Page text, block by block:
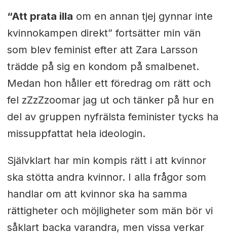
“Att prata illa om en annan tjej gynnar inte
kvinnokampen direkt” fortsätter min vän
som blev feminist efter att Zara Larsson
trädde på sig en kondom på smalbenet.
Medan hon håller ett föredrag om rätt och
fel zZzZzoomar jag ut och tänker på hur en
del av gruppen nyfrälsta feminister tycks ha
missuppfattat hela ideologin.
Självklart har min kompis rätt i att kvinnor
ska stötta andra kvinnor. I alla frågor som
handlar om att kvinnor ska ha samma
rättigheter och möjligheter som män bör vi
såklart backa varandra, men vissa verkar